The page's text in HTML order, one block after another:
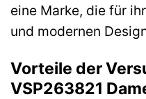
eine Marke, die für
und modernen
Vorteile der
VSP263821